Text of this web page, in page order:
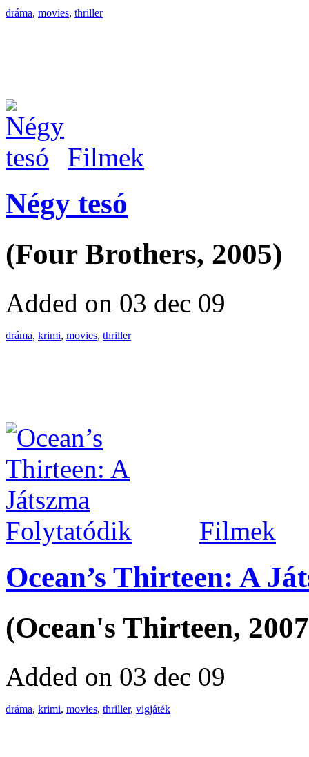
dráma, movies, thriller
Filmek
Négy tesó
(Four Brothers, 2005)
Added on 03 dec 09
dráma, krimi, movies, thriller
Filmek
Ocean’s Thirteen: A
(Ocean's Thirteen,
Added on 03 dec 09
dráma, krimi, movies, thriller, vigjáték